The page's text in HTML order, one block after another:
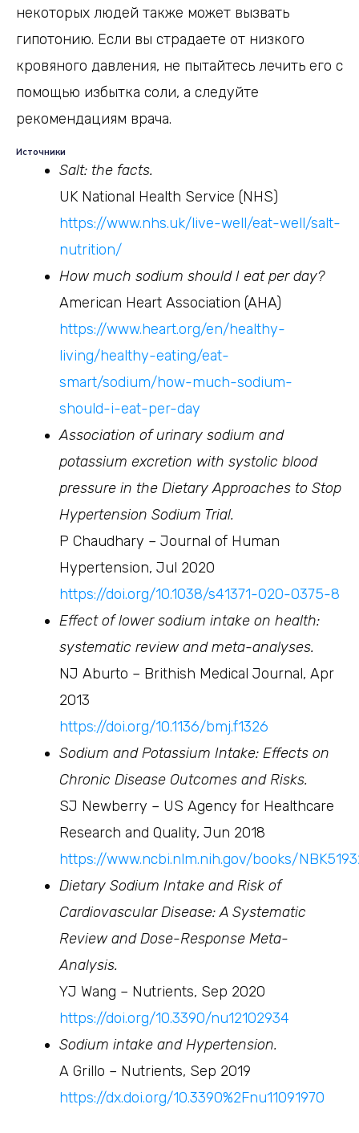
некоторых людей также может вызвать
гипотонию. Если вы страдаете от низкого
кровяного давления, не пытайтесь лечить его с
помощью избытка соли, а следуйте
рекомендациям врача.
Источники
Salt: the facts.
UK National Health Service (NHS)
https://www.nhs.uk/live-well/eat-well/salt-
nutrition/
How much sodium should I eat per day?
American Heart Association (AHA)
https://www.heart.org/en/healthy-
living/healthy-eating/eat-
smart/sodium/how-much-sodium-
should-i-eat-per-day
Association of urinary sodium and
potassium excretion with systolic blood
pressure in the Dietary Approaches to Stop
Hypertension Sodium Trial.
P Chaudhary – Journal of Human
Hypertension, Jul 2020
https://doi.org/10.1038/s41371-020-0375-8
Effect of lower sodium intake on health:
systematic review and meta-analyses.
NJ Aburto – Brithish Medical Journal, Apr
2013
https://doi.org/10.1136/bmj.f1326
Sodium and Potassium Intake: Effects on
Chronic Disease Outcomes and Risks.
SJ Newberry – US Agency for Healthcare
Research and Quality, Jun 2018
https://www.ncbi.nlm.nih.gov/books/
Dietary Sodium Intake and Risk of
Cardiovascular Disease: A Systematic
Review and Dose-Response Meta-
Analysis.
YJ Wang – Nutrients, Sep 2020
https://doi.org/10.3390/nu12102934
Sodium intake and Hypertension.
A Grillo – Nutrients, Sep 2019
https://dx.doi.org/10.3390%2Fnu11091970